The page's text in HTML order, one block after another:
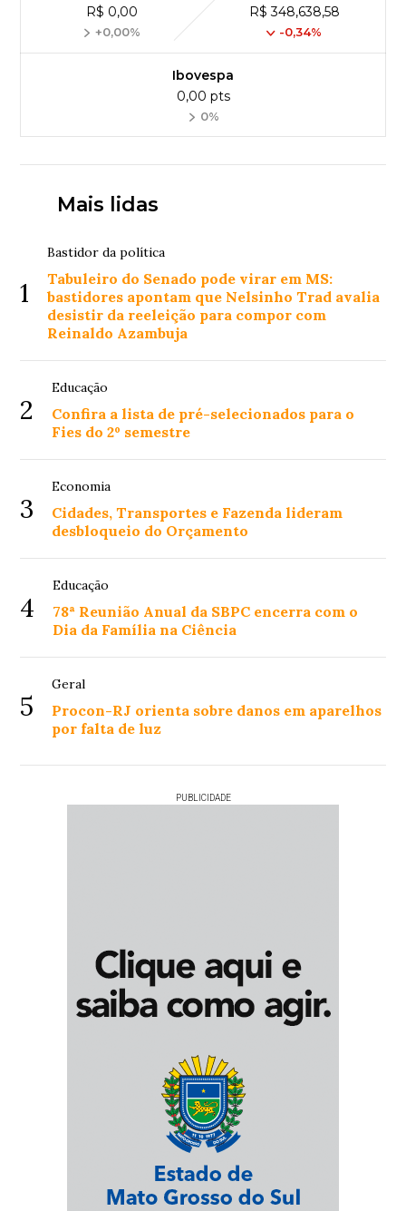
R$ 0,00
+0,00%
R$ 348,638,58
-0,34%
Ibovespa
0,00 pts
0%
Mais lidas
1
Bastidor da política
Tabuleiro do Senado pode virar em MS:
bastidores apontam que Nelsinho Trad avalia
desistir da reeleição para compor com
Reinaldo Azambuja
2
Educação
Confira a lista de pré-selecionados para o
Fies do 2º semestre
3
Economia
Cidades, Transportes e Fazenda lideram
desbloqueio do Orçamento
4
Educação
78ª Reunião Anual da SBPC encerra com o
Dia da Família na Ciência
5
Geral
Procon-RJ orienta sobre danos em aparelhos
por falta de luz
PUBLICIDADE